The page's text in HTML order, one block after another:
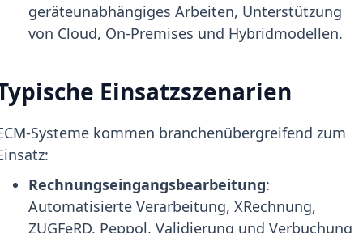
geräteunabhängiges Arbeiten, Unterstützung
von Cloud, On-Premises und Hybridmodellen.
Einsatzszenarien
Systeme kommen branchenübergreifend zum
Rechnungseingangsbearbeitung:
Automatisierte Verarbeitung, XRechnung,
ZUGFeRD, Peppol, Validierung und Verbuchung